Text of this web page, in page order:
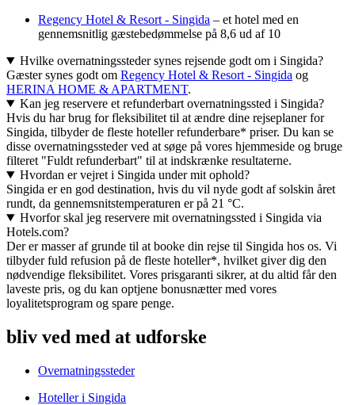
Regency Hotel & Resort - Singida – et hotel med en
gennemsnitlig gæstebedømmelse på 8,6 ud af 10
Hvilke overnatningssteder synes rejsende godt om i Singida?
Gæster synes godt om Regency Hotel & Resort - Singida og
HERINA HOME & APARTMENT.
Kan jeg reservere et refunderbart overnatningssted i Singida?
Hvis du har brug for fleksibilitet til at ændre dine rejseplaner for
Singida, tilbyder de fleste hoteller refunderbare* priser. Du kan se
disse overnatningssteder ved at søge på vores hjemmeside og bruge
filteret "Fuldt refunderbart" til at indskrænke resultaterne.
Hvordan er vejret i Singida under mit ophold?
Singida er en god destination, hvis du vil nyde godt af solskin året
rundt, da gennemsnitstemperaturen er på 21 °C.
Hvorfor skal jeg reservere mit overnatningssted i Singida via
Hotels.com?
Der er masser af grunde til at booke din rejse til Singida hos os. Vi
tilbyder fuld refusion på de fleste hoteller*, hvilket giver dig den
nødvendige fleksibilitet. Vores prisgaranti sikrer, at du altid får den
laveste pris, og du kan optjene bonusnætter med vores
loyalitetsprogram og spare penge.
bliv ved med at udforske
Overnatningssteder
Hoteller i Singida